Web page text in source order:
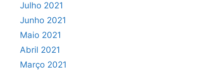
Julho 2021
Junho 2021
Maio 2021
Abril 2021
Março 2021